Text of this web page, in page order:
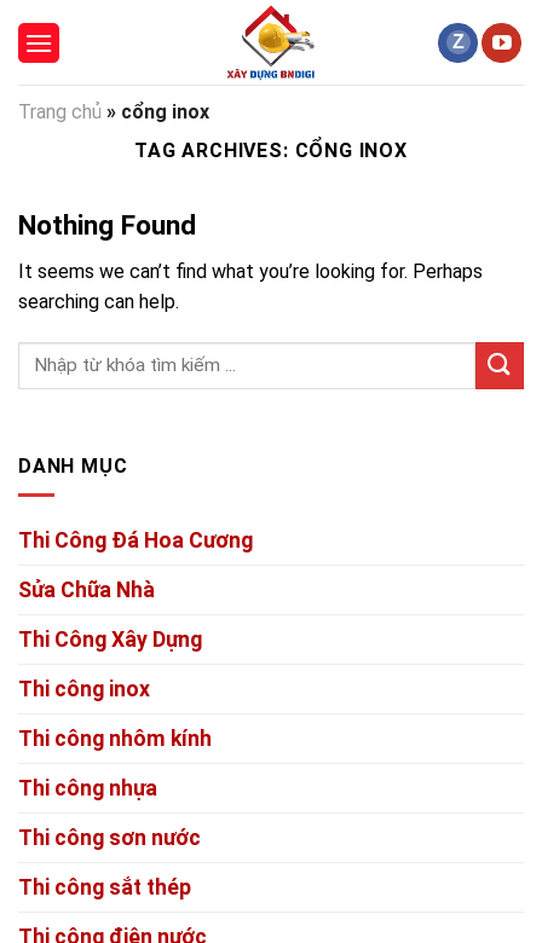
Trang chủ » cổng inox
TAG ARCHIVES: CỔNG INOX
Nothing Found
It seems we can’t find what you’re looking for. Perhaps
searching can help.
DANH MỤC
Thi Công Đá Hoa Cương
Sửa Chữa Nhà
Thi Công Xây Dựng
Thi công inox
Thi công nhôm kính
Thi công nhựa
Thi công sơn nước
Thi công sắt thép
Thi công điện nước